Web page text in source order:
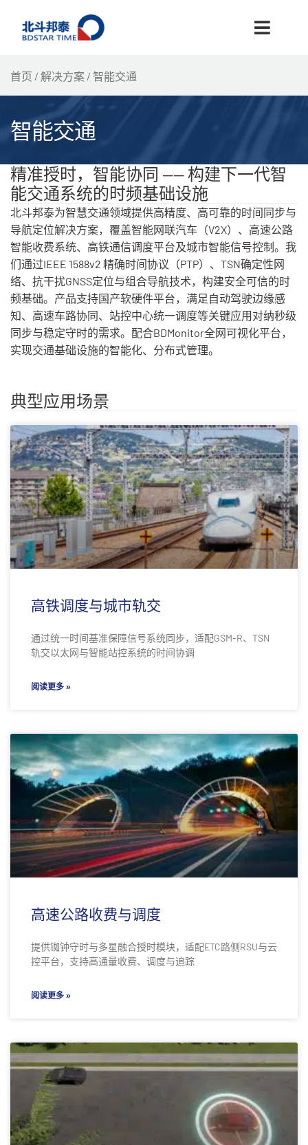
首页 / 解决方案 / 智能交通
智能交通
精准授时，智能协同 —— 构建下一代智
能交通系统的时频基础设施
北斗邦泰为智慧交通领域提供高精度、高可靠的时间同步与
导航定位解决方案，覆盖智能网联汽车（V2X）、高速公路
智能收费系统、高铁通信调度平台及城市智能信号控制。我
们通过IEEE 1588v2 精确时间协议（PTP）、TSN确定性网
络、抗干扰GNSS定位与组合导航技术，构建安全可信的时
频基础。产品支持国产软硬件平台，满足自动驾驶边缘感
知、高速车路协同、站控中心统一调度等关键应用对纳秒级
同步与稳定守时的需求。配合BDMonitor全网可视化平台，
实现交通基础设施的智能化、分布式管理。
典型应用场景
高铁调度与城市轨交
通过统一时间基准保障信号系统同步，适配GSM-R、TSN
轨交以太网与智能站控系统的时间协调
阅读更多 »
高速公路收费与调度
提供铷钟守时与多星融合授时模块，适配ETC路侧RSU与云
控平台，支持高通量收费、调度与追踪
阅读更多 »